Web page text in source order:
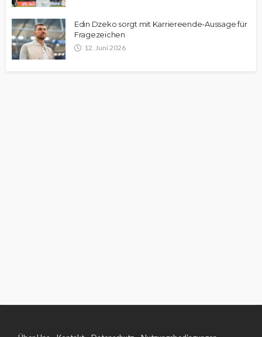
Edin Dzeko sorgt mit Karriereende-Aussage für
Fragezeichen
12. Juni 2026